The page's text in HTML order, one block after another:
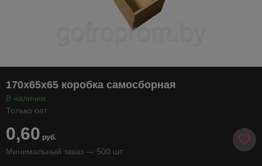
170х65х65 коробка самосборная
В наличии
Только опт
0,60 руб.
Минимальный заказ — 500 шт.